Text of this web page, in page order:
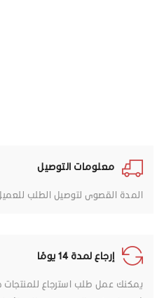
معلومات التوصيل
المدة القصوى لتوصيل الطلب للعميل هي 48 ساعه من
إرجاع لمدة 14 يومًا